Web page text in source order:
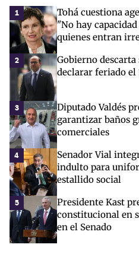
1
Tohá cuestiona
"No hay
quienes entran
2
Gobierno
declarar feriado el
3
Diputado Valdés
garantizar baños
comerciales
4
Senador Vial
indulto para
estallido social
5
Presidente Kast
constitucional en
en el Senado